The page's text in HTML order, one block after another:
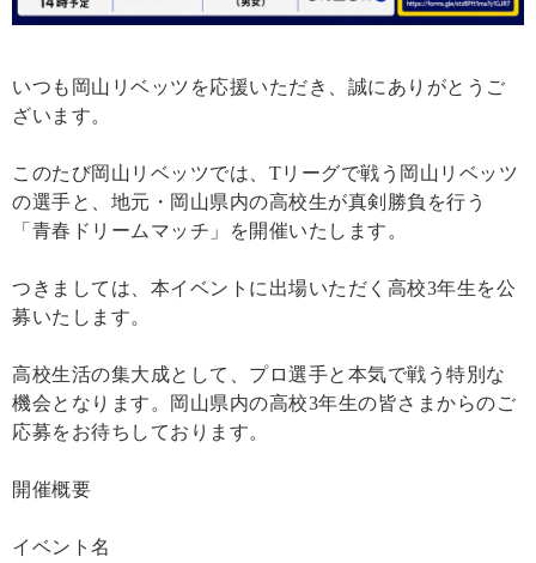
いつも岡山リベッツを応援いただき、誠にありがとうご
ざいます。
このたび岡山リベッツでは、Tリーグで戦う岡山リベッツ
の選手と、地元・岡山県内の高校生が真剣勝負を行う
「青春ドリームマッチ」を開催いたします。
つきましては、本イベントに出場いただく高校3年生を公
募いたします。
高校生活の集大成として、プロ選手と本気で戦う特別な
機会となります。岡山県内の高校3年生の皆さまからのご
応募をお待ちしております。
開催概要
イベント名